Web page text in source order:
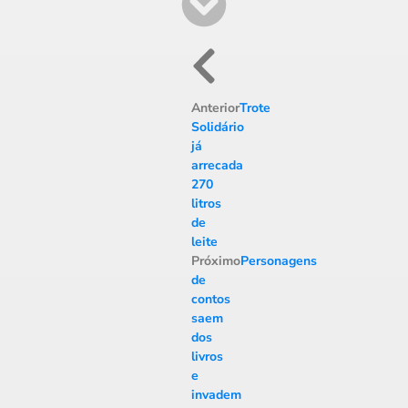
AnteriorTrote
Solidário
já
arrecada
270
litros
de
leite
PróximoPersonagens
de
contos
saem
dos
livros
e
invadem